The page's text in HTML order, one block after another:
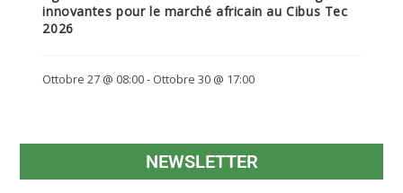
innovantes pour le marché africain au Cibus Tec
2026
Ottobre 27 @ 08:00- Ottobre 30 @ 17:00
NEWSLETTER